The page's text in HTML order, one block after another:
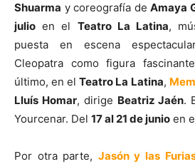
Shuarma y coreografía deAmaya
julio en el Teatro La Latina,
puesta en escena
Cleopatra como figura
último, en elTeatro La Latina,
Lluís Homar, dirige Beatriz Jaén.
Yourcenar. Del 17 al 21 de junio en
Por otra parte, Jasón y las